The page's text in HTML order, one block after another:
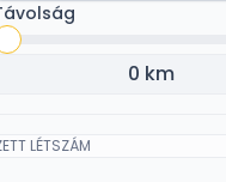
0 km
LÉTSZÁM